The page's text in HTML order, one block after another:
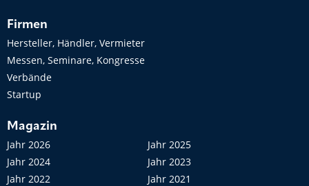
Firmen
Hersteller, Händler, Vermieter
Messen, Seminare, Kongresse
Verbände
Startup
Magazin
Jahr 2026
Jahr 2025
Jahr 2024
Jahr 2023
Jahr 2022
Jahr 2021